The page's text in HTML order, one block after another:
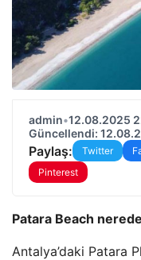
admin•12.08.2025
Güncellendi:
Paylaş: Twitter
Pinterest
Patara Beach
Antalya’daki Patara